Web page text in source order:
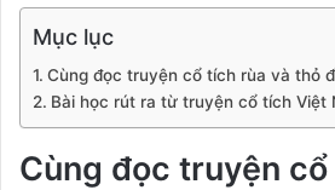
Mục lục
Cùng đọc truyện cổ tích rùa và thỏ
Bài học rút ra từ truyện cổ tích Việt
Cùng đọc truyện